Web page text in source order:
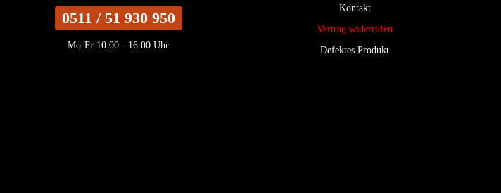
0511 / 51 930 950
Mo-Fr 10:00 - 16:00 Uhr
Kontakt
Vertrag widerrufen
Defektes Produkt